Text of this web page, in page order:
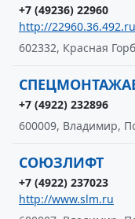
+7 (49236) 22960
http://22960.36.492.ru
602332, Красная
+7 (4922) 232896
600009, Владимир,
СОЮЗЛИФТ
+7 (4922) 237023
http://www.slm.ru